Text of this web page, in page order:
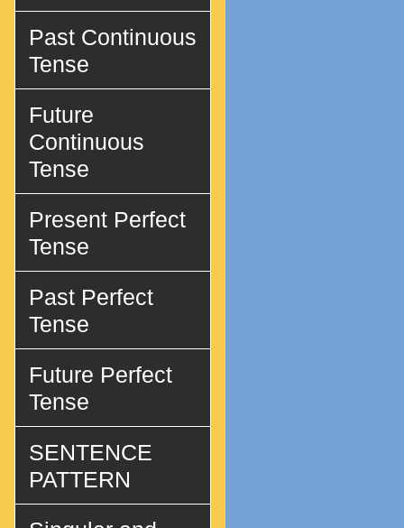
Past Continuous
Tense
Future
Continuous
Tense
Present Perfect
Tense
Past Perfect
Tense
Future Perfect
Tense
SENTENCE
PATTERN